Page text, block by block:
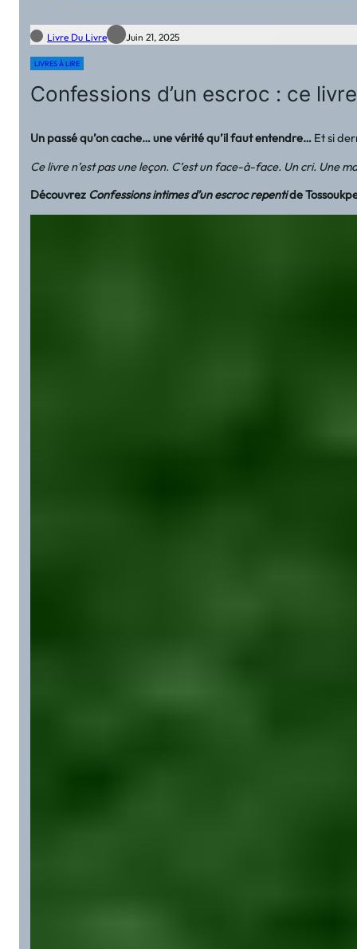
Livre Du Livre Juin 21, 2025
LIVRES À LIRE
Confessions d’un escroc : ce
Un passé qu’on cache… une vérité qu’il faut entendre… Et si
Ce livre n’est pas une leçon. C’est un face-à-face. Un cri. Une
Découvrez Confessions intimes d’un escroc repentide